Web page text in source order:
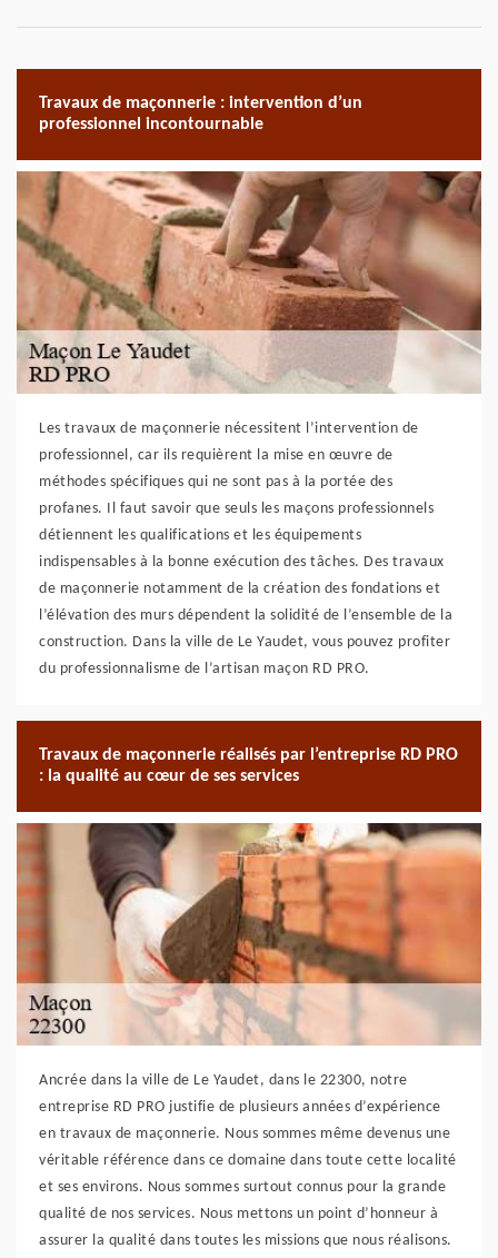
Travaux de maçonnerie : intervention d’un
professionnel incontournable
Les travaux de maçonnerie nécessitent l’intervention de
professionnel, car ils requièrent la mise en œuvre de
méthodes spécifiques qui ne sont pas à la portée des
profanes. Il faut savoir que seuls les maçons professionnels
détiennent les qualifications et les équipements
indispensables à la bonne exécution des tâches. Des travaux
de maçonnerie notamment de la création des fondations et
l’élévation des murs dépendent la solidité de l’ensemble de la
construction. Dans la ville de Le Yaudet, vous pouvez profiter
du professionnalisme de l’artisan maçon RD PRO.
Travaux de maçonnerie réalisés par l’entreprise RD PRO
: la qualité au cœur de ses services
Ancrée dans la ville de Le Yaudet, dans le 22300, notre
entreprise RD PRO justifie de plusieurs années d’expérience
en travaux de maçonnerie. Nous sommes même devenus une
véritable référence dans ce domaine dans toute cette localité
et ses environs. Nous sommes surtout connus pour la grande
qualité de nos services. Nous mettons un point d’honneur à
assurer la qualité dans toutes les missions que nous réalisons.